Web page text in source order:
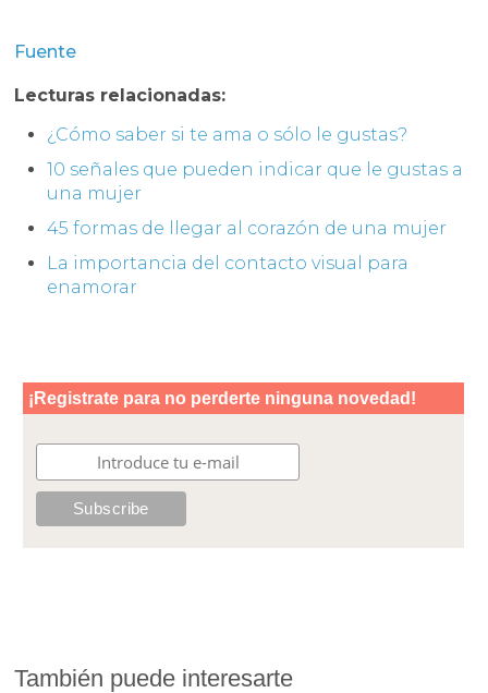
Fuente
Lecturas relacionadas:
¿Cómo saber si te ama o sólo le gustas?
10 señales que pueden indicar que le gustas a
una mujer
45 formas de llegar al corazón de una mujer
La importancia del contacto visual para
enamorar
También puede interesarte